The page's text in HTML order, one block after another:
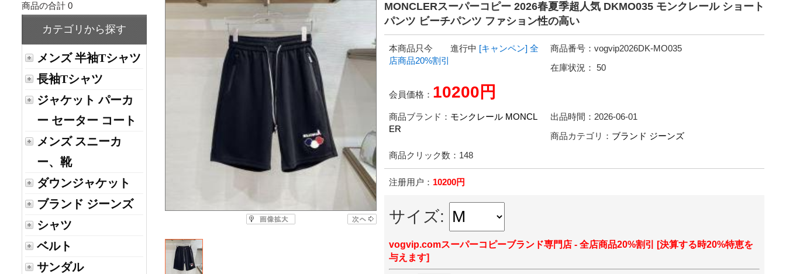
商品の合計 0
カテゴリから探す
メンズ 半袖Tシャツ
長袖Tシャツ
ジャケット パーカ
ー セーター コート
メンズ スニーカ
ー、靴
ダウンジャケット
ブランド ジーンズ
シャツ
ベルト
サンダル
MONCLERスーパーコピー 2026春夏季超人気 DKMO035 モンクレール ショート
パンツ ビーチパンツ ファション性の高い
本商品只今 進行中 [キャンペン] 全
店商品20%割引
商品番号： vogvip2026DK-MO035
在庫状況： 50
会員価格： 10200円
商品ブランド： モンクレール MONCL
ER
出品時間： 2026-06-01
商品カテゴリ： ブランド ジーンズ
商品クリック数： 148
注册用户： 10200円
サイズ:
vogvip.comスーパーコピーブランド専門店 - 全店商品20%割引 [決算する時20%特恵を
与えます]